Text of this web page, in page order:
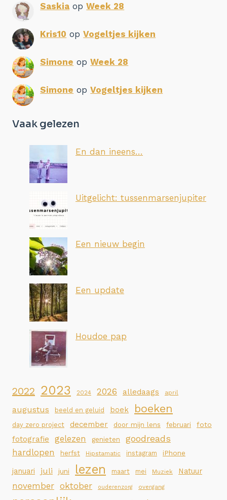
Saskia opWeek 28
Kris10 opVogeltjes kijken
Simone opWeek 28
Simone opVogeltjes kijken
Vaak gelezen
En dan ineens…
Uitgelicht: tussenmarsenjupiter
Een nieuw begin
Een update
Houdoe pap
2022 2023 2024 2026 alledaags april
augustus beeld en geluid boek boeken
day zero project december door mijn lens februari foto
fotografie gelezen genieten goodreads
hardlopen herfst Hipstamatic instagram iPhone
januari juli juni lezen maart mei Muziek Natuur
november oktober ouderenzorg overgang